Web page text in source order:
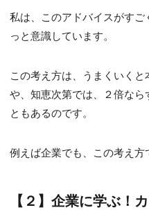
私は、このアドバイスがす
っと意識しています。
この考え方は、うまくいく
や、知恵次第では、２倍なら
ともあるのです。
例えば企業でも、この考え方
【２】企業に学ぶ！